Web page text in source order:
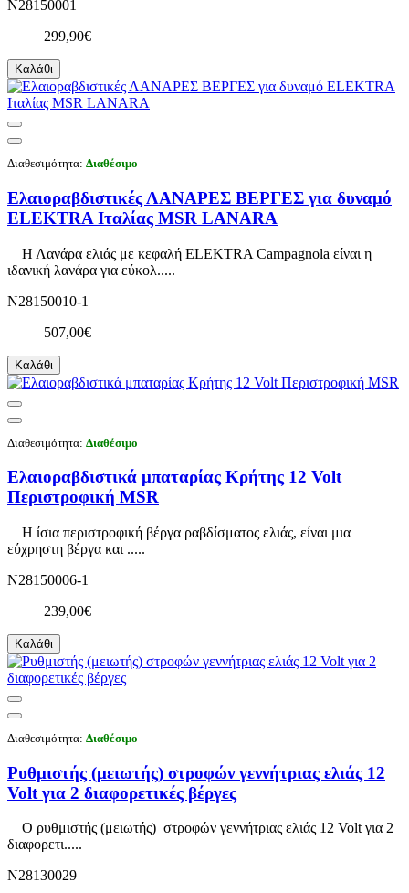
N28150001
299,90€
Καλάθι
Διαθεσιμότητα: Διαθέσιμο
Ελαιοραβδιστικές ΛΑΝΑΡΕΣ ΒΕΡΓΕΣ για δυναμό
ELEKTRA Ιταλίας MSR LANARA
Η Λανάρα ελιάς με κεφαλή ELEKTRA Campagnola είναι η
ιδανική λανάρα για εύκολ.....
N28150010-1
507,00€
Καλάθι
Διαθεσιμότητα: Διαθέσιμο
Ελαιοραβδιστικά μπαταρίας Κρήτης 12 Volt
Περιστροφική MSR
Η ίσια περιστροφική βέργα ραβδίσματος ελιάς, είναι μια
εύχρηστη βέργα και .....
N28150006-1
239,00€
Καλάθι
Διαθεσιμότητα: Διαθέσιμο
Ρυθμιστής (μειωτής) στροφών γεννήτριας ελιάς 12
Volt για 2 διαφορετικές βέργες
Ο ρυθμιστής (μειωτής) στροφών γεννήτριας ελιάς 12 Volt για 2
διαφορετι.....
N28130029